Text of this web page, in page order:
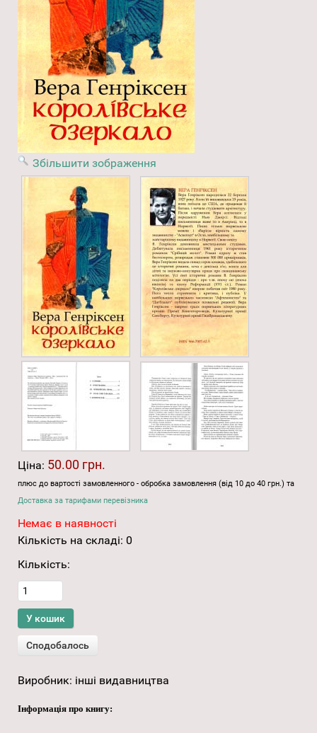
Збільшити зображення
Ціна: 50.00 грн.
плюс до вартості замовленного - обробка замовлення (від 10 до 40 грн.) та
Доставка за тарифами перевізника
Немає в наявності
Кількість на складі: 0
Кількість:
Виробник: інші видавництва
Інформація про книгу: